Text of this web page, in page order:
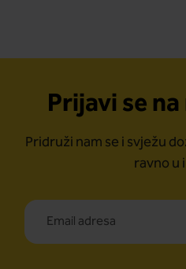
Prijavi se
Pridruži nam se i svježu
ravno u